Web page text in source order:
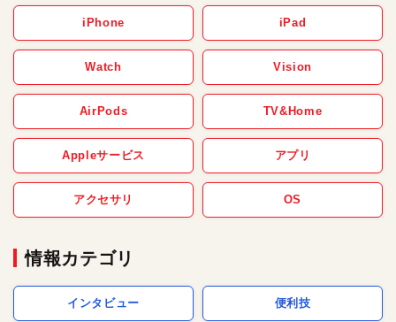
iPhone iPad
Watch Vision
AirPods TV&Home
Appleサービス アプリ
アクセサリ OS
情報カテゴリ
インタビュー 便利技